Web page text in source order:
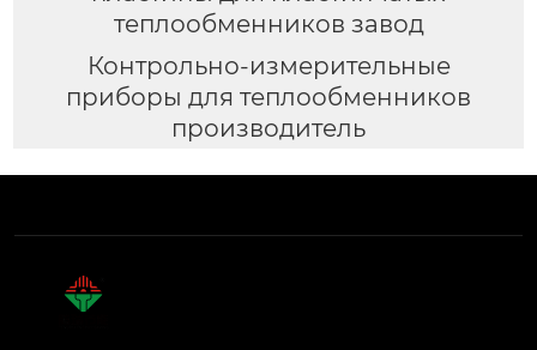
теплообменников завод
Контрольно-измерительные
приборы для теплообменников
производитель